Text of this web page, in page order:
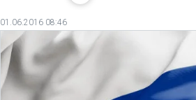
01.06.2016 08:46